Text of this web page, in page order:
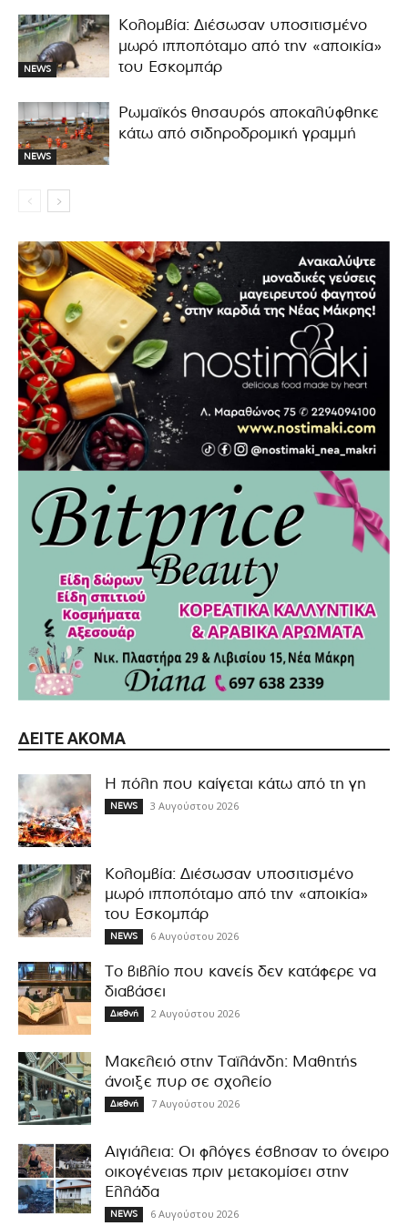
NEWS
Κολομβία: Διέσωσαν υποσιτισμένο
μωρό ιπποπόταμο από την «αποικία»
του Εσκομπάρ
NEWS
Ρωμαϊκός θησαυρός αποκαλύφθηκε
κάτω από σιδηροδρομική γραμμή
ΔΕΊΤΕ ΑΚΌΜΑ
Η πόλη που καίγεται κάτω από τη γη
NEWS 3 Αυγούστου 2026
Κολομβία: Διέσωσαν υποσιτισμένο
μωρό ιπποπόταμο από την «αποικία»
του Εσκομπάρ
NEWS 6 Αυγούστου 2026
Το βιβλίο που κανείς δεν κατάφερε να
διαβάσει
Διεθνή 2 Αυγούστου 2026
Μακελειό στην Ταϊλάνδη: Μαθητής
άνοιξε πυρ σε σχολείο
Διεθνή 7 Αυγούστου 2026
Αιγιάλεια: Οι φλόγες έσβησαν το όνειρο
οικογένειας πριν μετακομίσει στην
Ελλάδα
NEWS 6 Αυγούστου 2026